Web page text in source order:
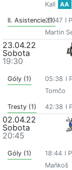
Kall
AA
II. Asistencie (1)
29:47 I
Martin
23.04.22
Sobota
19:30
Góly (1) 05:38 I
Tomčo
Tresty (1) 42:38 I
02.04.22
Sobota
20:45
Góly (1) 18:44 I
Maňkoš